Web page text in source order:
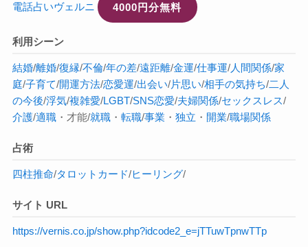
電話占いヴェルニ 4000円分無料
利用シーン
結婚/離婚/復縁/不倫/年の差/遠距離/金運/仕事運/人間関係/家
庭/子育て/開運方法/恋愛運/出会い/片思い/相手の気持ち/二人
の今後/浮気/複雑愛/LGBT/SNS恋愛/夫婦関係/セックスレス/
介護/適職・才能/就職・ 転職/事業 ・ 独立 ・ 開業/職場関係
占術
四柱推命/タロットカード/ヒーリング/
サイト URL
https://vernis.co.jp/show.php?idcode2_e=jTTuwTpnwTTp